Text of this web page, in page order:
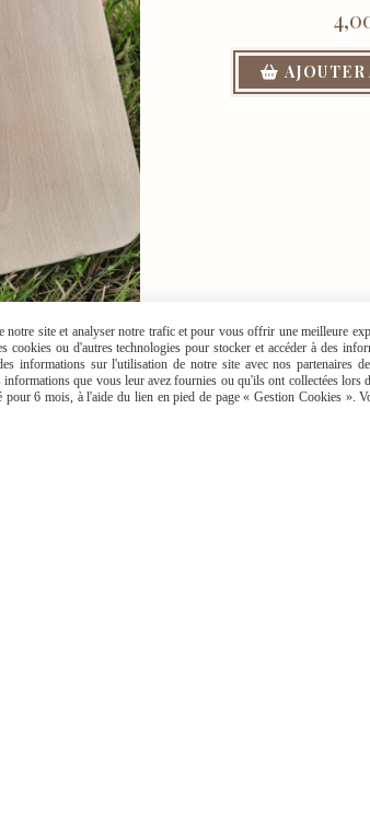
Grand
site et analyser notre trafic et pour vous offrir une meilleure
cookies ou d'autres technologies pour stocker et accéder à des
informations sur l'utilisation de notre site avec nos partenaires
que vous leur avez fournies ou qu'ils ont collectées lors
pour 6 mois, à l'aide du lien en pied de page « Gestion Cookies ».